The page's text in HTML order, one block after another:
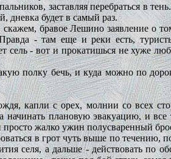
заставляя перебраться в
дневка будет в самый раз.
бравое Лешино заявление о
- там еще и реки есть,
сель - вот и прокатишься не хуже
полку бечь, и куда можно по
капли с орех, молнии со всех
плановую эвакуацию, и
просто жалко ужин полусваренный
в грот чуть выше по течению,
селя, а дальше - действовать по